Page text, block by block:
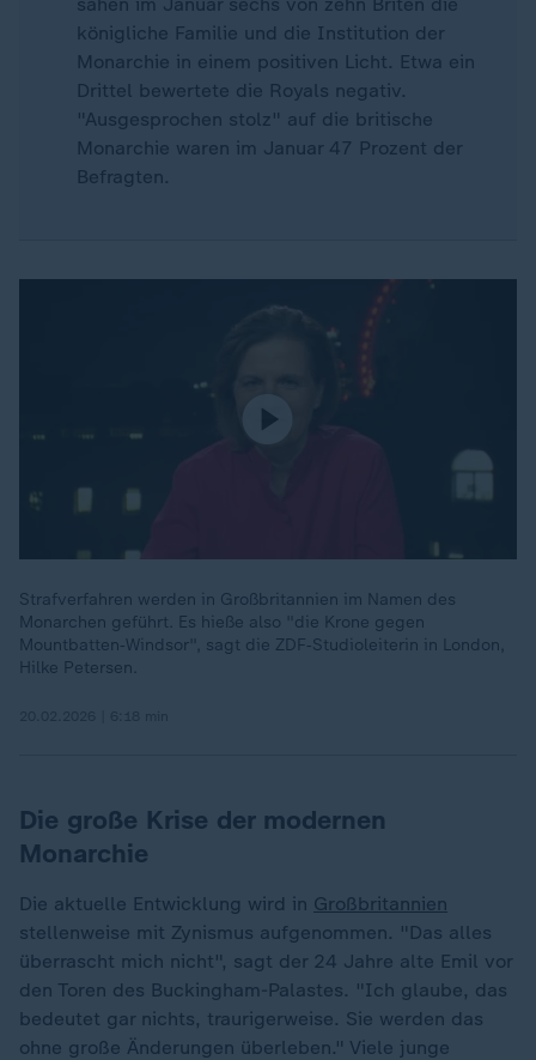
königliche Familie und die Institution der
Monarchie in einem positiven Licht. Etwa ein
Drittel bewertete die Royals negativ.
"Ausgesprochen stolz" auf die britische
Monarchie waren im Januar 47 Prozent der
Befragten.
Strafverfahren werden in Großbritannien im Namen des
Monarchen geführt. Es hieße also "die Krone gegen
Mountbatten‑Windsor", sagt die ZDF‑Studioleiterin in London,
Hilke Petersen.
Die große Krise der modernen
Monarchie
Die aktuelle Entwicklung wird in Großbritannien
stellenweise mit Zynismus aufgenommen. "Das alles
überrascht mich nicht", sagt der 24 Jahre alte Emil vor
den Toren des Buckingham-Palastes. "Ich glaube, das
bedeutet gar nichts, traurigerweise. Sie werden das
ohne große Änderungen überleben." Viele junge